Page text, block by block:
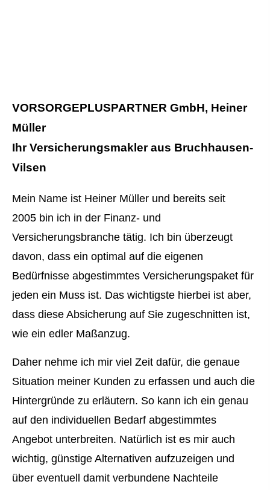
VORSORGEPLUSPARTNER GmbH, Heiner
Müller
Ihr Ver­sicherungs­makler aus Bruchhausen-
Vilsen
Mein Name ist Heiner Müller und bereits seit
2005 bin ich in der Finanz- und
Versicherungsbranche tätig. Ich bin überzeugt
davon, dass ein optimal auf die eigenen
Bedürfnisse abgestimmtes Versicherungspaket für
jeden ein Muss ist. Das wichtigste hierbei ist aber,
dass diese Absicherung auf Sie zugeschnitten ist,
wie ein edler Maßanzug.
Daher nehme ich mir viel Zeit dafür, die genaue
Situation meiner Kunden zu erfassen und auch die
Hintergründe zu erläutern. So kann ich ein genau
auf den individuellen Bedarf abgestimmtes
Angebot unterbreiten. Natürlich ist es mir auch
wichtig, günstige Alternativen aufzuzeigen und
über eventuell damit verbundene Nachteile